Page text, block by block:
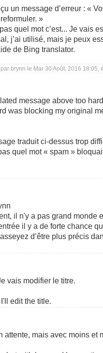
un message d’erreur : «
»
quel mot c’est... Je vais
j’ai utilisé, mais je peux
de Bing translator.
brynn le Mar 30 Août, 2016 18:05,
message above too
was blocking my original
traduit ci-dessus trop
quel mot « spam »
il n'y a pas grand monde
il y a de forte chance
d’être plus précis
vais modifier le titre.
edit the title.
attente, mais avec moins et